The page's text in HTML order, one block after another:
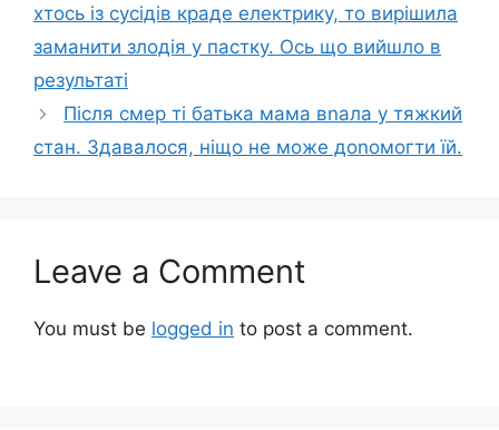
хтось із сусідів краде електрику, то вирішила
заманити злодія у пастку. Ось що вийшло в
результаті
Після смep ті батька мама вnала у тяжкий
стан. Здавалося, ніщо не може доnомогти їй.
Leave a Comment
You must be logged in to post a comment.